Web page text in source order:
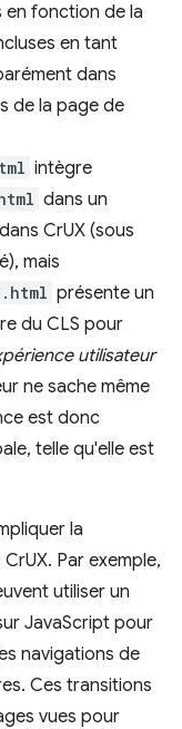
en fonction de la
en tant
dans
de la page de
intègre
dans un
CrUX (sous
mais
présente un
du CLS pour
utilisateur
ne sache même
est donc
telle qu'elle est
la
Par exemple,
utiliser un
JavaScript pour
navigations de
Ces transitions
vues pour